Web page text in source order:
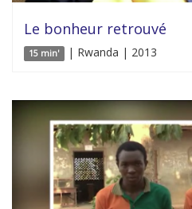
Le bonheur retrouvé
15 min' | Rwanda | 2013